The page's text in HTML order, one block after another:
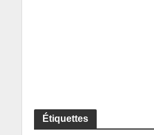
Étiquettes